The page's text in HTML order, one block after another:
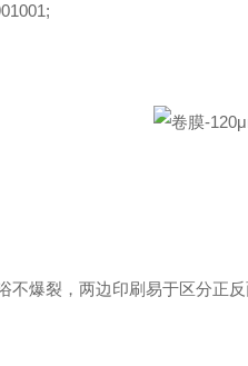
爆裂，两边印刷易于区分正反